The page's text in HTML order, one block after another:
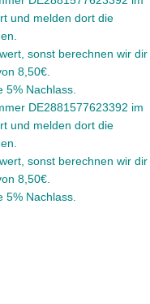
und melden dort die
sonst berechnen wir dir
8,50€.
5% Nachlass.
DE2881577623392 im
und melden dort die
sonst berechnen wir dir
8,50€.
5% Nachlass.